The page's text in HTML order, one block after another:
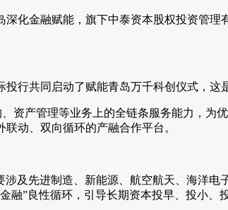
化金融赋能，旗下中泰资本股权投资管理
行共同启动了赋能青岛万千科创仪式，这
资产管理等业务上的全链条服务能力，为
动、双向循环的产融合作平台。
及先进制造、新能源、航空航天、海洋
”良性循环，引导长期资本投早、投小、